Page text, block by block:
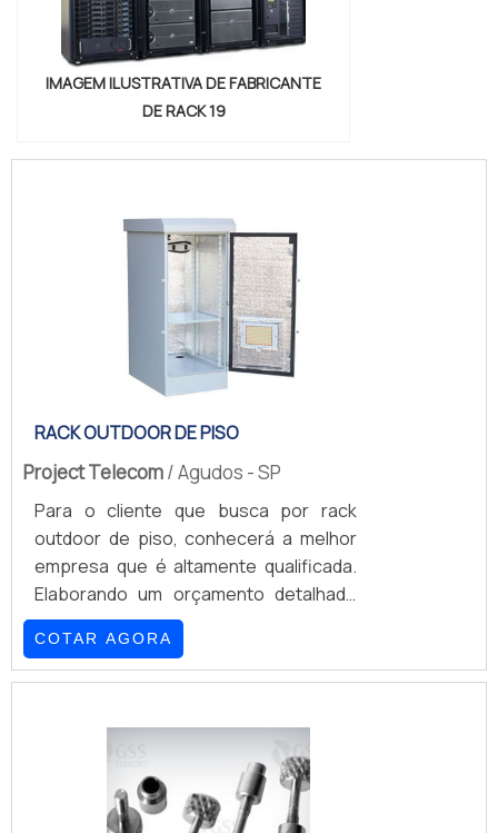
IMAGEM ILUSTRATIVA DE FABRICANTE
DE RACK 19
RACK OUTDOOR DE PISO
Project Telecom/ Agudos - SP
Para o cliente que busca por rack
outdoor de piso, conhecerá a melhor
empresa que é altamente qualificada.
Elaborando um orçamento detalhado
por meio da plataforma de divulgação
das indústrias e achando a líder do
mercado.É importante lembrar que o
com empresas especializadas no
segmento. Esse tipo de cuidado ajuda
a garantir a qualidade e durabilidade
dos materiais, além de evitar prejuízos
COTAR AGORA